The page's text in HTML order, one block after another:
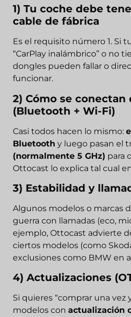
1) Tu coche debe
cable de fábrica
Es el requisito número 1. Si
“CarPlay inalámbrico” o no
dongles pueden fallar o
funcionar.
2) Cómo se conectan
(Bluetooth + Wi-Fi)
Casi todos hacen lo mismo:
Bluetooth y luego pasan el
(normalmente 5 GHz) para
Ottocast lo explica tal cual
3) Estabilidad y
Algunos modelos o marcas
guerra con llamadas (eco,
ejemplo, Ottocast advierte
ciertos modelos (como
exclusiones como BMW en
4) Actualizaciones
Si quieres “comprar una vez
modelos con actualización